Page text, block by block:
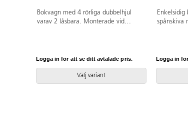
Bokvagn med 4 rörliga dubbelhjul
varav 2 låsbara. Monterade vid
med laminat. Kantband i
plywoodlook. Mått: H120x60x60 cm.
Bottenplattan 69x69 cm. Hyllplan
27x27 cm. Höjd mellan hyllplan 35
Logga in för att se ditt avtalade pris.
Välj variant
spånskiva
8 cm.
hylla 23
cm. Djup
nederst
Logga in